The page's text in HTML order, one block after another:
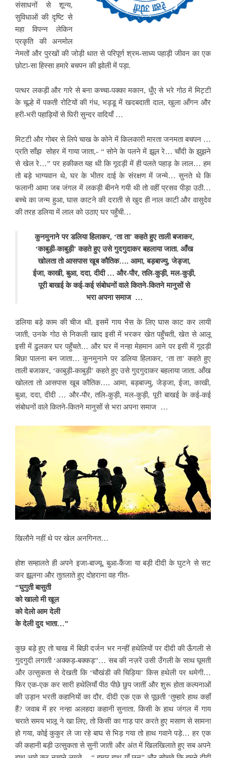
संसाधनों से शून्य,
सुविधाओं की दृष्टि से
महा विपन्न लेकिन
प्रकृति की अनमोल
नेमतों और पुरखों की जोड़ी थात से परिपूर्ण श्रम-साध्य पहाड़ी जीवन का एक
छोटा-सा हिस्सा हमारे बचपन की झोली में पड़ा.
पत्थर लकड़ी और गारे से बना कच्चा-पक्का मकान, धुँए से भरे गोठ में मिट्टी
के चूल्हे में पकती रोटियों की गंध, भड्डू में खदबदाती दाल, खुला आँगन और
हरी-भरी पहाड़ियों से घिरी सुन्दर वादियाँ …
मिटटी और गोबर से लिपे चाख के कोने में किलकारी मारता जनमता बचपन …
प्रति साँझ सोहर में गाया जाता,- “ सोने के पलने में झूल रे… चाँदी के झुझने
से खेल रे…” पर हकीकत यह थी कि गूदड़ी में ही पलते पहाड़ के लाल… हम
तो बड़े भाग्यवान थे, घर के भीतर दाई के संरक्षण में जन्मे… सुनते थे कि
फलानी आमा जब जंगल में लकड़ी बीनने गयी थी तो वहीं प्रसव पीड़ा उठी…
बच्चे का जन्म हुआ, घास काटने की दराती से खुद ही नाल काटी और वासुदेव
की तरह डलिया में लाल को उठाए घर पहुँची…
कुनमुनाने पर डलिया हिलाकर, ‘ता ता’ कहते हुए ताली बजाकर,
‘काबुड़ी-काबुड़ी’ कहते हुए उसे गुदगुदाकर बहलाया जाता. आँख
खोलता तो आसपास खूब कौतिक…. आमा, बड़बाज्यु, जेड्जा,
ईजा, काखी, बुआ, ददा, दीदी … और-पौर, तलि-कुड़ी, मल-कुड़ी,
पूरी बाखई के कई-कई संबोधनों वाले कितने-कितने मानुसों से
भरा अपना समाज …
डलिया बड़े काम की चीज थी. इसमें गाय भैस के लिए घास काट कर लायी
जाती, उनके गोठ से निकली खाद इसी में भरकर खेत पहुँचती, खेत से आलू
इसी में ढुलकर घर पहुँचते… और घर में नन्हा मेहमान आने पर इसी में गूदड़ी
बिछा पालना बन जाता… कुनमुनाने पर डलिया हिलाकर, ‘ता ता’ कहते हुए
ताली बजाकर, ‘काबुड़ी-काबुड़ी’ कहते हुए उसे गुदगुदाकर बहलाया जाता. आँख
खोलता तो आसपास खूब कौतिक…. आमा, बड़बाज्यु, जेड्जा, ईजा, काखी,
बुआ, ददा, दीदी … और-पौर, तलि-कुड़ी, मल-कुड़ी, पूरी बाखई के कई-कई
संबोधनों वाले कितने-कितने मानुसों से भरा अपना समाज …
खिलौने नहीं थे पर खेल अनगिनत…
होश सम्हालते ही अपने इजा-बाज्यू, बुआ-कैंजा या बड़ी दीदी के घुटने से सट
कर झूलना और तुतलाते हुए दोहराना वह गीत-
“घुगुती बासुती
को खालो मी खूल
को देलो आम देली
के देली दुद भाता…”
कुछ बड़े हुए तो चाख में बिछी दर्जन भर नन्हीं हथेलियों पर दीदी की ऊँगली से
गुदगुदी लगाती ‘अक्कड़-बक्कड़”… सब की नज़रें उसी उँगली के साथ घूमती
और उत्सुकता से देखती कि ‘चौखंडी की चिड़िया’ किस हथेली पर थमेगी…
फिर एक-एक कर सारी हथेलियाँ पीठ पीछे छुप जातीं और शुरू होता कल्पनाओं
की उड़ान भरती कहानियों का दौर. दीदी एक एक से पूछती ‘तुम्हारे हाथ कहाँ
हैं? जवाब में हर नन्हा अलहदा कहानी सुनाता. किसी के हाथ जंगल में गाय
चराते समय भालू ने खा लिए, तो किसी का गाड़ पार करते हुए मसाण से सामना
हो गया, कोई कुकुर ले जा रहे बाघ से भिड़ गया तो हाथ गवाने पड़े… हर एक
की कहानी बड़ी उत्सुकता से सुनी जाती और अंत में खिलखिलाते हुए सब अपने